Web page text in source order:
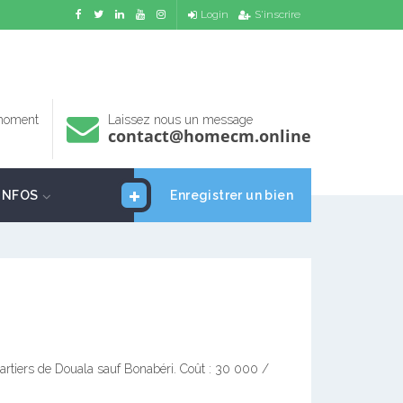
Login S'inscrire
Laissez nous un message
contact@homecm.online
Enregistrer un bien
INFOS
de Douala sauf Bonabéri. Coût : 30 000 /